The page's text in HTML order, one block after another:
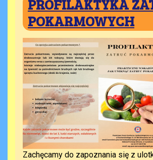
PROFILAKTYKA
POKARMOWYCH
Zachęcamy do zapoznania się z